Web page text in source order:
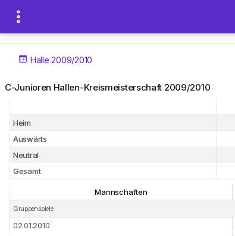
Halle 2009/2010
C-Junioren Hallen-Kreismeisterschaft 2009/2010
Heim
Auswärts
Neutral
Gesamt
Mannschaften
Gruppenspiele
02.01.2010